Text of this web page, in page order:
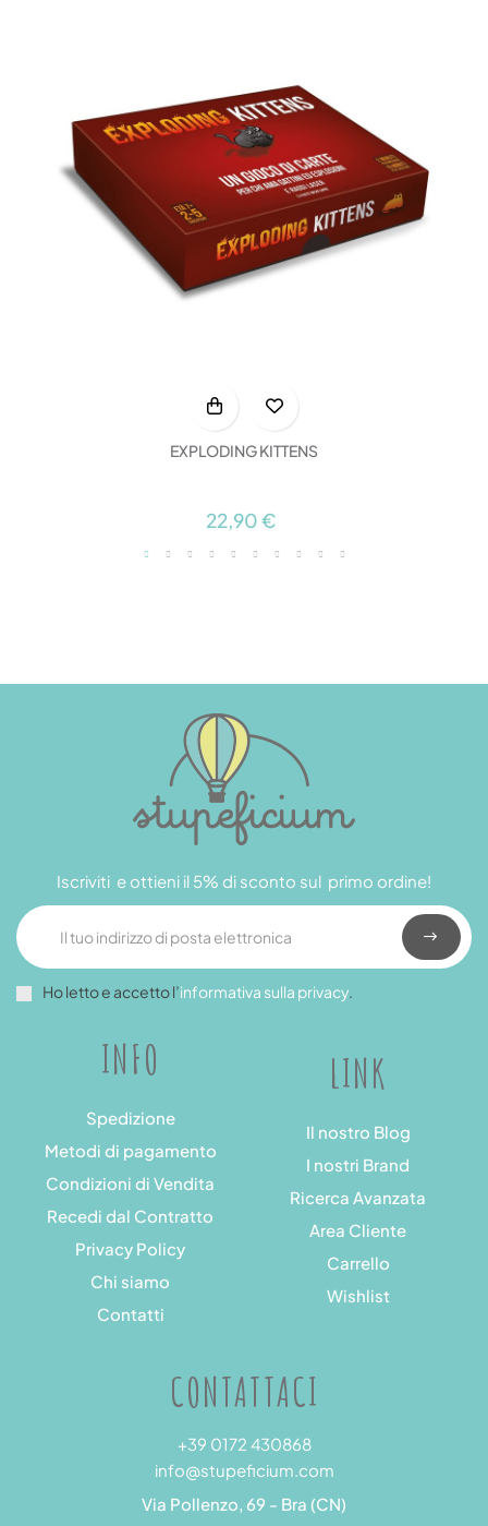
EXPLODING KITTENS
22,90 €
INFO
Spedizione
Metodi di pagamento
Condizioni di Vendita
Recedi dal Contratto
Privacy Policy
Chi siamo
Contatti
LINK
Il nostro Blog
I nostri Brand
Ricerca Avanzata
Area Cliente
Carrello
Wishlist
Iscriviti e ottieni il 5% di sconto sul primo ordine!
Ho letto e accetto l’informativa sulla privacy.
CONTATTACI
+39 0172 430868
info@stupeficium.com
Via Pollenzo, 69 - Bra (CN)